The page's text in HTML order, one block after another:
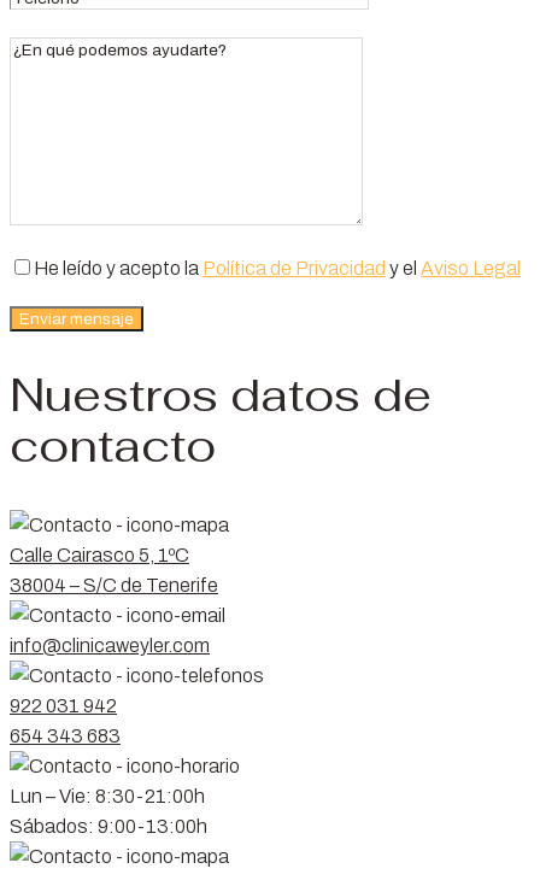
He leído y acepto la Política de Privacidad y el Aviso Legal
Nuestros datos de
contacto
Calle Cairasco 5, 1ºC
38004 – S/C de Tenerife
info@clinicaweyler.com
922 031 942
654 343 683
Lun – Vie: 8:30-21:00h
Sábados: 9:00-13:00h